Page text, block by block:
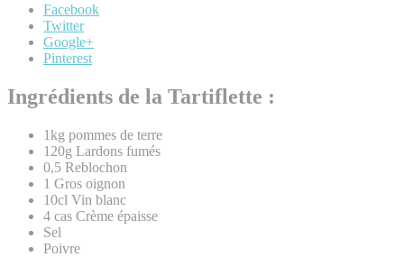
Facebook
Twitter
Google+
Pinterest
Ingrédients de la Tartiflette :
1kg pommes de terre
120g Lardons fumés
0,5 Reblochon
1 Gros oignon
10cl Vin blanc
4 cas Crème épaisse
Sel
Poivre